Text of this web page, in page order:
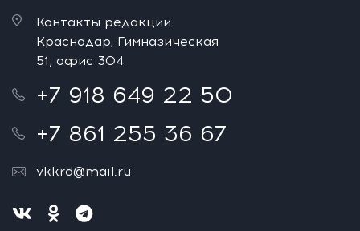
Контакты редакции:
Краснодар, Гимназическая
51, офис 304
+7 918 649 22 50
+7 861 255 36 67
vkkrd@mail.ru